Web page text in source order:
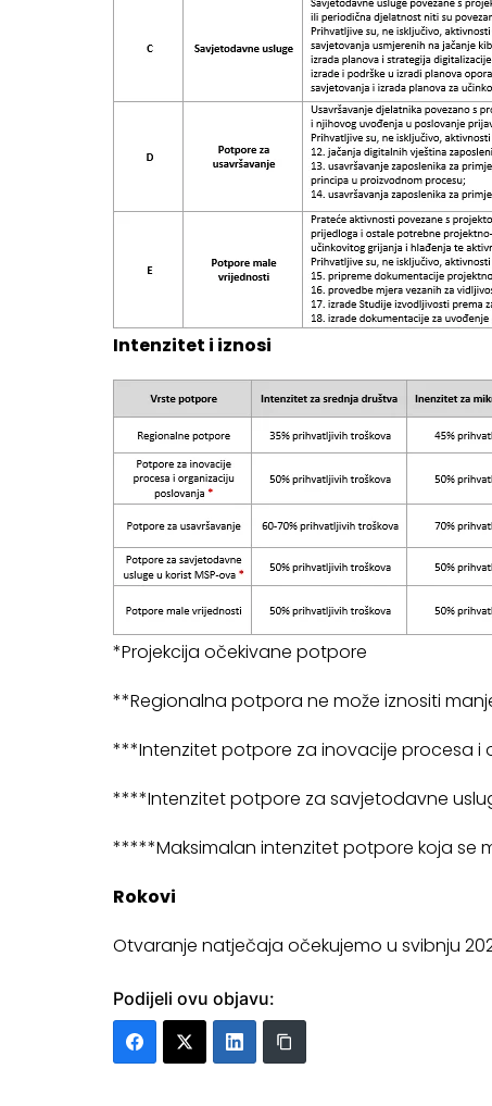
Intenzitet i iznosi
*Projekcija očekivane potpore
**Regionalna potpora ne može iznositi
***Intenzitet potpore za inovacije procesa i
****Intenzitet potpore za savjetodavne
*****Maksimalan intenzitet potpore koja se
Rokovi
Otvaranje natječaja očekujemo u svibnju
Podijeli ovu objavu: